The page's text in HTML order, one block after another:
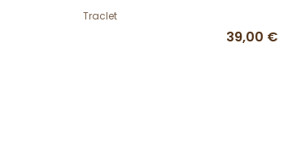
Traclet
39,00 €